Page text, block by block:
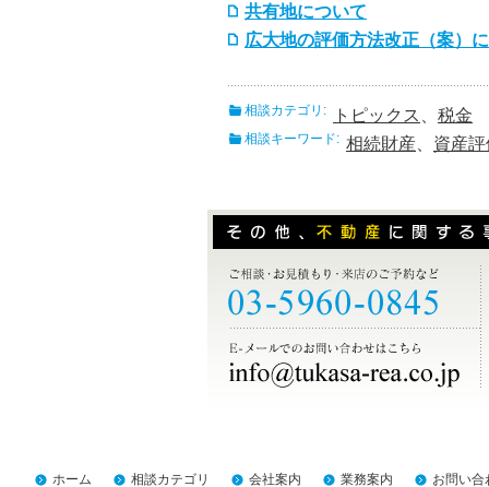
共有地について
広大地の評価方法改正（案）
相談カテゴリ: トピックス 税金
相談キーワード: 相続財産 資産
ホーム 相談カテゴリ 会社案内 業務案内 お問い合